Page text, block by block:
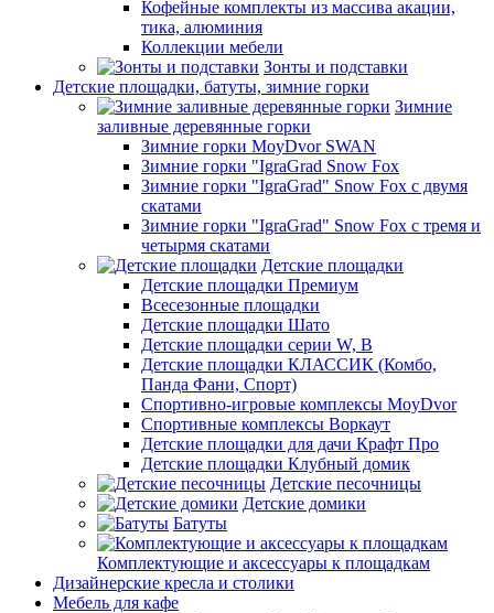
Кофейные комплекты из массива акации,
тика, алюминия
Коллекции мебели
Зонты и подставки
Детские площадки, батуты, зимние горки
Зимние
заливные деревянные горки
Зимние горки MoyDvor SWAN
Зимние горки "IgraGrad Snow Fox
Зимние горки "IgraGrad" Snow Fox с двумя
скатами
Зимние горки "IgraGrad" Snow Fox с тремя и
четырмя скатами
Детские площадки
Детские площадки Премиум
Всесезонные площадки
Детские площадки Шато
Детские площадки серии W, В
Детские площадки КЛАССИК (Комбо,
Панда Фани, Спорт)
Спортивно-игровые комплексы MoyDvor
Спортивные комплексы Воркаут
Детские площадки для дачи Крафт Про
Детские площадки Клубный домик
Детские песочницы
Детские домики
Батуты
Комплектующие и аксессуары к площадкам
Дизайнерские кресла и столики
Мебель для кафе